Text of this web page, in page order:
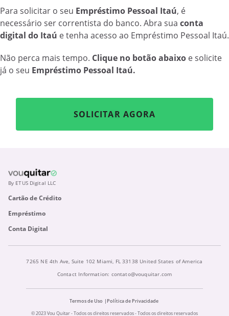
Para solicitar o seu Empréstimo Pessoal Itaú, é
necessário ser correntista do banco. Abra sua conta
digital do Itaú e tenha acesso ao Empréstimo Pessoal Itaú.
Não perca mais tempo. Clique no botão abaixo e solicite
já o seu Empréstimo Pessoal Itaú.
SOLICITAR AGORA
By ETUS Digital LLC
Cartão de Crédito
Empréstimo
Conta Digital
7265 NE 4th Ave, Suite 102 Miami, FL 33138 United States of America
Contact Information: contato@vouquitar.com
Termos de Uso
Política de Privacidade
© 2023 Vou Quitar - Todos os direitos reservados - Todos os direitos reservados